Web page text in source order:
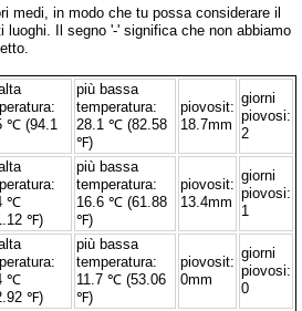
medi, in modo che tu possa considerare il
luoghi. Il segno '-' significa che non abbiamo
℃ (94.1
più bassa
temperatura:
28.1 ℃ (82.58
℉)
piovosit:
18.7mm
giorni
piovosi:
2
℃
℉)
più bassa
temperatura:
16.6 ℃ (61.88
℉)
piovosit:
13.4mm
giorni
piovosi:
1
℃
℉)
più bassa
temperatura:
11.7 ℃ (53.06
℉)
piovosit:
0mm
giorni
piovosi:
0